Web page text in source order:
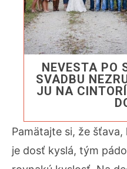
NEVESTA PO
SVADBU
JU NA
Pamätajte si, že
je dosť kyslá, tým